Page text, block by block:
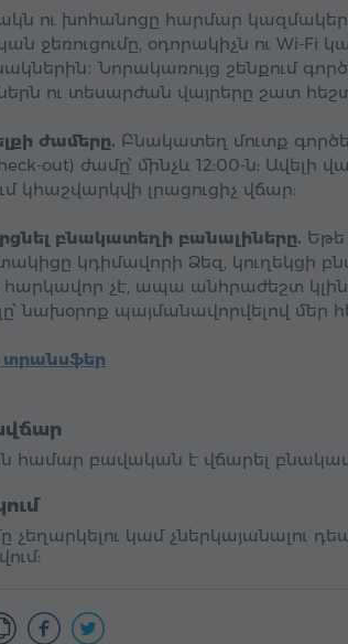
ու խոհանոցը հարմար
ջեռուցումը, օդորակիչն ու Wi-
Նորակառույց շենքում
ու տեսարժան վայրերը շատ
ժամերը. Բնակատեղ մուտք
out) ժամը՝ մինչև 12:00-ն: Ավելի
կհաշվարկվի լրացուցիչ վճար:
բնակատեղի բանալիները.
կդիմավորի Ձեզ, կուղեկցի
չէ, ապա անհրաժեշտ
նախօրոք պայմանավորվելով մեր
համար բավական է վճարել
չեղարկելու կամ չներկայանալու